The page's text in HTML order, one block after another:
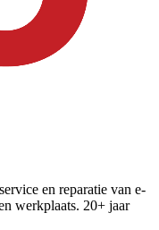
en reparatie van e-
werkplaats. 20+ jaar